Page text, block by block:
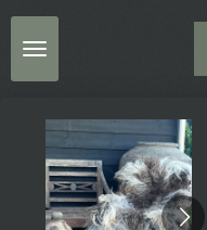
Ga
direct
naar
hoofdinhoud